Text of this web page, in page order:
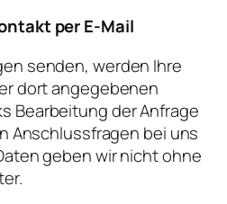
per E-Mail
senden, werden Ihre
dort angegebenen
Bearbeitung der Anfrage
Anschlussfragen bei uns
geben wir nicht ohne